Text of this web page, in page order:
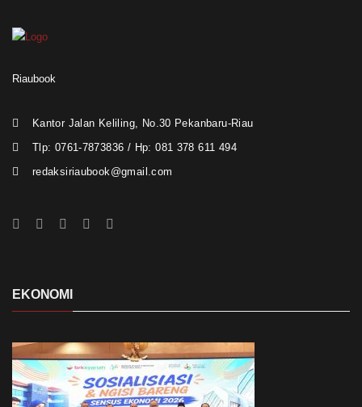
Riaubook
Kantor Jalan Keliling, No.30 Pekanbaru-Riau
Tlp: 0761-7873836 / Hp: 081 378 611 494
redaksiriaubook@gmail.com
EKONOMI